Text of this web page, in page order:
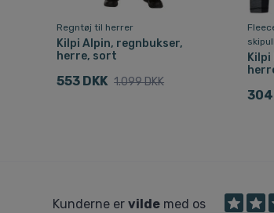
Regntøj til herrer
Kilpi Alpin, regnbukser,
herre, sort
553 DKK 1.099 DKK
Kilpi
304
Kunderne er vildemed os